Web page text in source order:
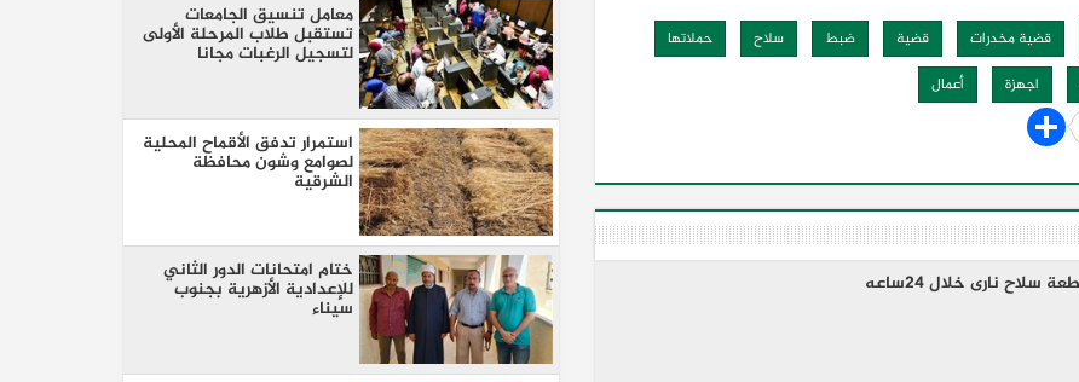
قضية مخدرات قضية ضبط سلاح
حملاتها
اجهزة أعمال
معامل تنسيق الجامعات
تستقبل طلاب المرحلة الأولى
لتسجيل الرغبات مجانا
استمرار تدفق الأقماح المحلية
لصوامع وشون محافظة
الشرقية
ختام امتحانات الدور الثاني
للإعدادية الأزهرية بجنوب
سيناء